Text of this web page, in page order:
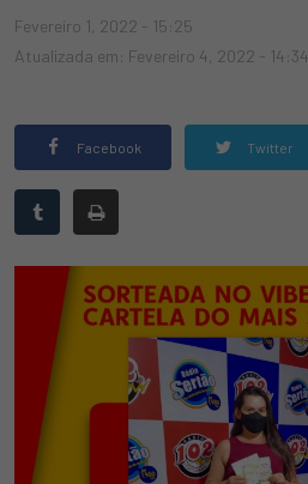
Fevereiro 1, 2022 - 15:25
Atualizada em: Fevereiro 4, 2022 - 14:34
Facebook Twitter